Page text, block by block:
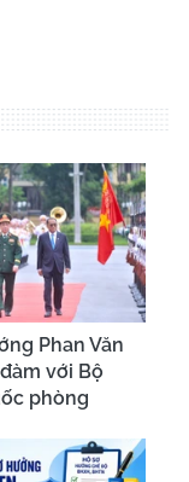
Phan Văn
với Bộ
phòng